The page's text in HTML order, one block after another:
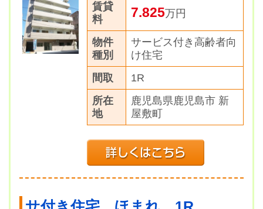
賃貸
料
7.825万円
物件
種別
サービス付き高齢者向
け住宅
間取
1R
所在
地
鹿児島県鹿児島市 新
屋敷町